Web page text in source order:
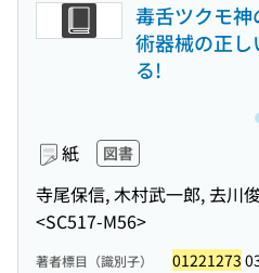
毒舌ツクモ
術器械の正
る!
紙 図書
寺尾保信, 木村武一郎, 去川
<SC517-M56>
著者標目（識別子） 01221273